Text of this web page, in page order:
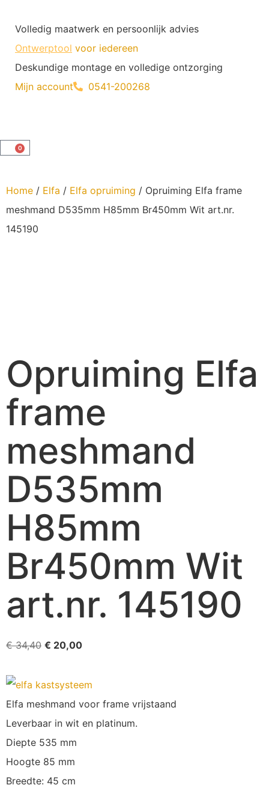
Volledig maatwerk en persoonlijk advies
Ontwerptool voor iedereen
Deskundige montage en volledige ontzorging
Mijn account
0541-200268
0
Home / Elfa / Elfa opruiming / Opruiming Elfa frame
meshmand D535mm H85mm Br450mm Wit art.nr.
145190
Opruiming Elfa
frame
meshmand
D535mm
H85mm
Br450mm Wit
art.nr. 145190
€34,40 € 20,00
Elfa meshmand voor frame vrijstaand
Leverbaar in wit en platinum.
Diepte 535 mm
Hoogte 85 mm
Breedte: 45 cm